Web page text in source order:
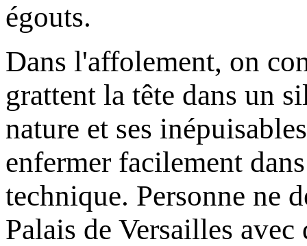
égouts.
Dans l'affolement, on
grattent la tête dans un
nature et ses
enfermer facilement
technique. Personne ne
Palais de Versailles